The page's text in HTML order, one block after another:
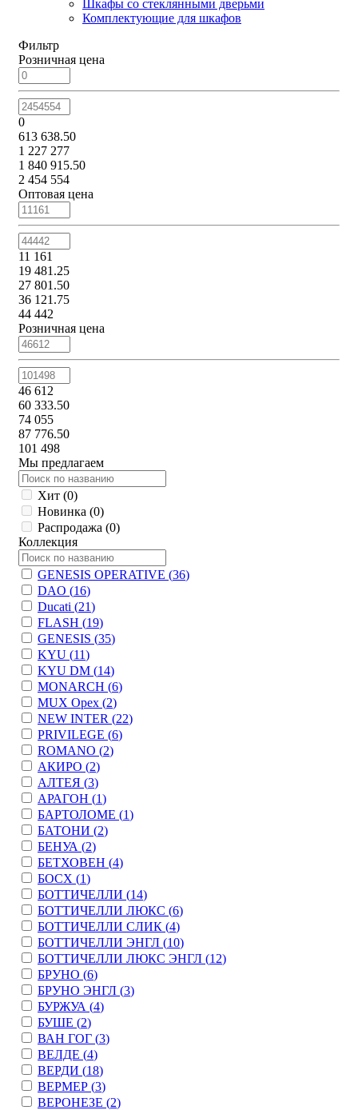
Шкафы со стеклянными дверьми
Комплектующие для шкафов
Фильтр
Розничная цена
0
613 638.50
1 227 277
1 840 915.50
2 454 554
Оптовая цена
11 161
19 481.25
27 801.50
36 121.75
44 442
Розничная цена
46 612
60 333.50
74 055
87 776.50
101 498
Мы предлагаем
Хит (0)
Новинка (0)
Распродажа (0)
Коллекция
GENESIS OPERATIVE (36)
DAO (16)
Ducati (21)
FLASH (19)
GENESIS (35)
KYU (11)
KYU DM (14)
MONARCH (6)
MUX Орех (2)
NEW INTER (22)
PRIVILEGE (6)
ROMANO (2)
АКИРО (2)
АЛТЕЯ (3)
АРАГОН (1)
БАРТОЛОМЕ (1)
БАТОНИ (2)
БЕНУА (2)
БЕТХОВЕН (4)
БОСХ (1)
БОТТИЧЕЛЛИ (14)
БОТТИЧЕЛЛИ ЛЮКС (6)
БОТТИЧЕЛЛИ СЛИК (4)
БОТТИЧЕЛЛИ ЭНГЛ (10)
БОТТИЧЕЛЛИ ЛЮКС ЭНГЛ (12)
БРУНО (6)
БРУНО ЭНГЛ (3)
БУРЖУА (4)
БУШЕ (2)
ВАН ГОГ (3)
ВЕЛДЕ (4)
ВЕРДИ (18)
ВЕРМЕР (3)
ВЕРОНЕЗЕ (2)